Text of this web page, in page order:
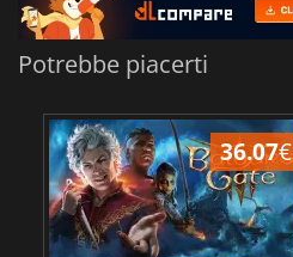
Potrebbe piacerti
36.07€